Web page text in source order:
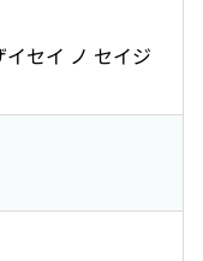
セイ ノ セイジ